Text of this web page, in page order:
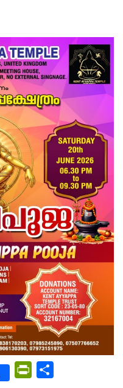
PrintFriendly